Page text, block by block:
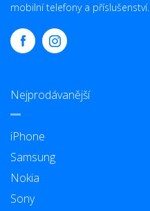
mobilní telefony a příslušenství.
Nejprodávanější
iPhone
Samsung
Nokia
Sony